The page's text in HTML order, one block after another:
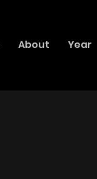
About Year